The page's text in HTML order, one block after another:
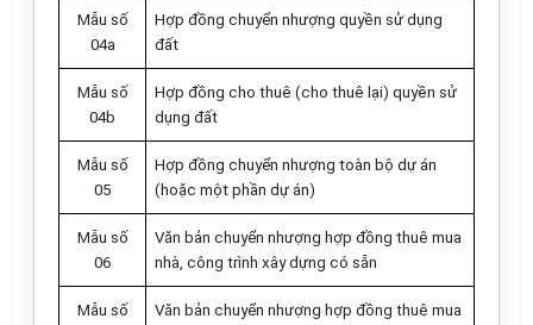
Mẫu số
04a
Hợp đồng chuyển nhượng quyền sử dụng
đất
Mẫu số
04b
Hợp đồng cho thuê (cho thuê lại) quyền sử
dụng đất
Mẫu số
05
Hợp đồng chuyển nhượng toàn bộ dự án
(hoặc một phần dự án)
Mẫu số
06
Văn bản chuyển nhượng hợp đồng thuê mua
nhà, công trình xây dựng có sẵn
Mẫu số
Văn bản chuyển nhượng hợp đồng thuê mua